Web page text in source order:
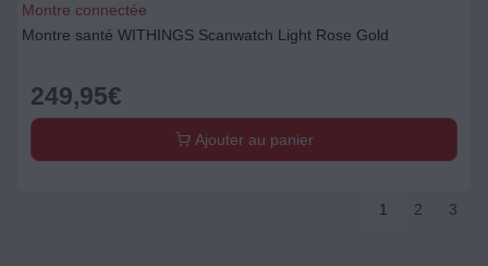
Montre connectée
Montre santé WITHINGS Scanwatch Light Rose Gold
249,95€
Ajouter au panier
1 2 3